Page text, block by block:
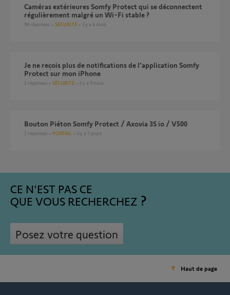
Caméras extérieures Somfy Protect qui se déconnectent
régulièrement malgré un Wi-Fi stable ?
96 réponses SÉCURITÉ il y a 4 mois
Je ne reçois plus de notifications de l’application Somfy
Protect sur mon iPhone
2 réponses SÉCURITÉ il y a 9 mois
Bouton Piéton Somfy Protect / Axovia 3S io / V500
2 réponses PORTAIL il y a 7 jours
CE N'EST PAS CE
QUE VOUS RECHERCHEZ
Posez votre question
Haut de page